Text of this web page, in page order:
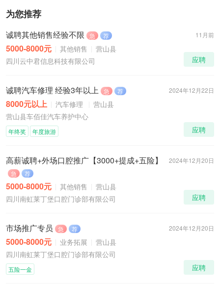
为您推荐
11月前
诚聘其他销售经验不限 急 荐
5000-8000元 其他销售
营山县
四川云中君信息科技有限公司
应聘
2024年12月22日
诚聘汽车修理 经验3年以上 急 荐
8000元以上 汽车修理
营山县
营山县车佰佳汽车养护中心
应聘
年终奖 年度旅游
2024年12月20日
高薪诚聘+外场口腔推广【3000+提成+五险】
急 荐
5000-8000元 其他销售
营山县
四川南虹莱丁堡口腔门诊部有限公司
应聘
2024年12月20日
市场推广专员 急 荐
5000-8000元 业务拓展
营山县
四川南虹莱丁堡口腔门诊部有限公司
应聘
五险一金